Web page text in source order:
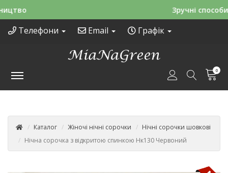
Телефони Email Графік
0
Каталог Жіночі нічні сорочки
Нічні сорочки шовкові
Нічна сорочка з відкритою спинкою Нк130 Червоний